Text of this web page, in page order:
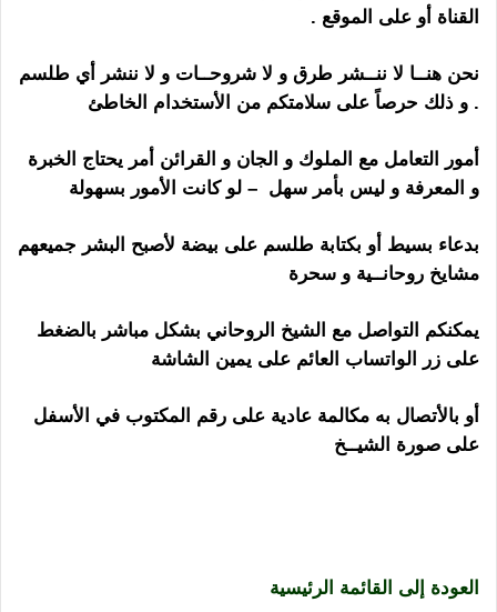
القناة أو على الموقع .
نحن هنــا لا ننــشر طرق و لا شروحــات و لا ننشر أي طلسم
. و ذلك حرصاً على سلامتكم من الأستخدام الخاطئ
أمور التعامل مع الملوك و الجان و القرائن أمر يحتاج الخبرة
و المعرفة و ليس بأمر سهل – لو كانت الأمور بسهولة
بدعاء بسيط أو بكتابة طلسم على بيضة لأصبح البشر جميعهم
مشايخ روحانــية و سحرة
يمكنكم التواصل مع الشيخ الروحاني بشكل مباشر بالضغط
على زر الواتساب العائم على يمين الشاشة
أو بالأتصال به مكالمة عادية على رقم المكتوب في الأسفل
على صورة الشيــخ
العودة إلى القائمة الرئيسية